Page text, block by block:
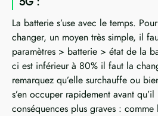
La batterie s’use avec le temps.
changer, un moyen très simple, il
paramètres > batterie > état de la
ci est inférieur à 80% il faut la
remarquez qu’elle surchauffe ou
s’en occuper rapidement avant qu’il
conséquences plus graves : comme